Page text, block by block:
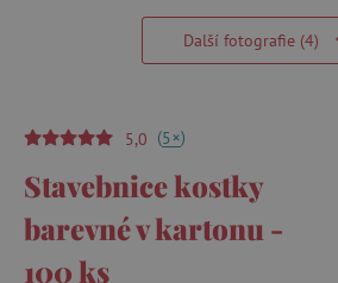
Další fotografie (4)
5,0 (5+)
Stavebnice kostky
barevné v kartonu -
100 ks